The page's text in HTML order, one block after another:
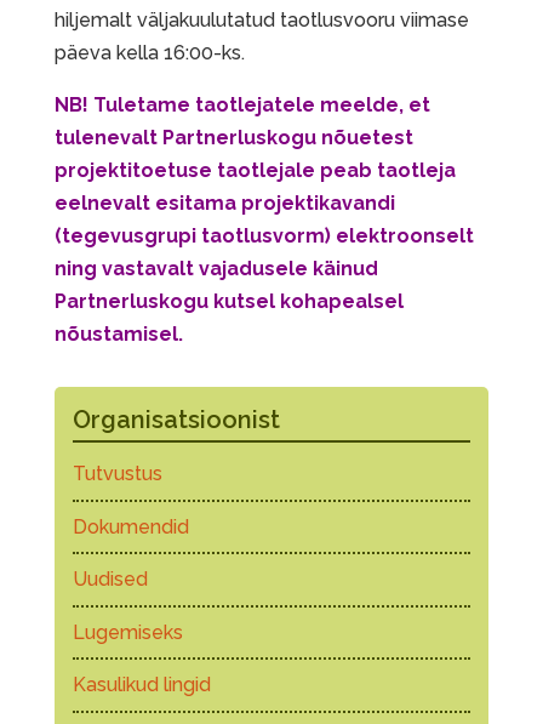
hiljemalt väljakuulutatud taotlusvooru viimase
päeva kella 16:00-ks.
NB! Tuletame taotlejatele meelde, et
tulenevalt Partnerluskogu nõuetest
projektitoetuse taotlejale peab taotleja
eelnevalt esitama projektikavandi
(tegevusgrupi taotlusvorm) elektroonselt
ning vastavalt vajadusele käinud
Partnerluskogu kutsel kohapealsel
nõustamisel.
Organisatsioonist
Tutvustus
Dokumendid
Uudised
Lugemiseks
Kasulikud lingid